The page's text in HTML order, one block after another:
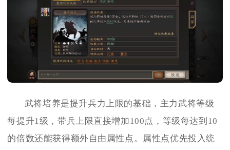
武将培养是提升兵力上限的基础，主力武将等级
每提升1级，带兵上限直接增加100点，等级每达到10
的倍数还能获得额外自由属性点。属性点优先投入统